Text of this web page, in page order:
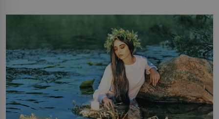
milostpaní. Stačí jenom na sukni,“ zhodnotí švadlena
množství růžového mušelínu. „Ošidili vás, podívejte.“
Vezme do ruky dřevěnou